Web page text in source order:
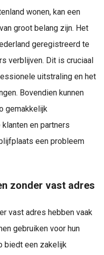
wonen, kan een
groot belang zijn. Het
geregistreerd te
verblijven. Dit is cruciaal
uitstraling en het
Bovendien kunnen
gemakkelijk
en partners
een probleem
zonder vast adres
vast adres hebben vaak
gebruiken voor hun
biedt een zakelijk